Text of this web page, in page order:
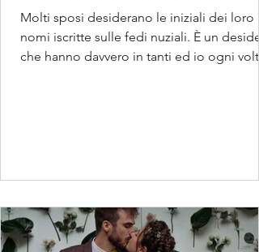
Molti sposi desiderano le iniziali dei loro
nomi iscritte sulle fedi nuziali. È un
che hanno davvero in tanti ed io ogni